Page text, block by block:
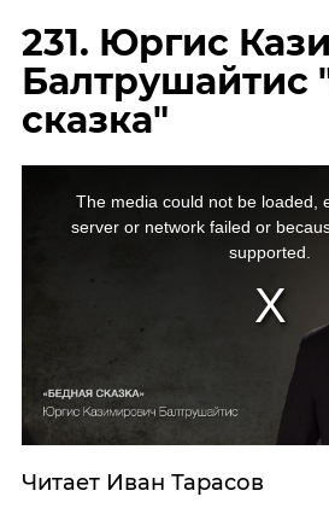
231. Юргис
Балтрушайтис
сказка"
The media could not be loaded,
server or network failed or
supported.
Читает Иван Тарасов